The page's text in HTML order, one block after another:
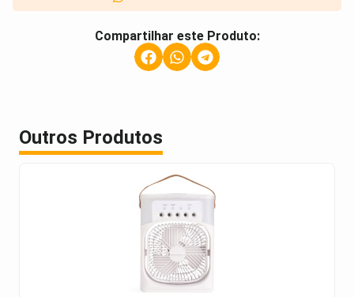
Compartilhar este Produto:
Outros Produtos